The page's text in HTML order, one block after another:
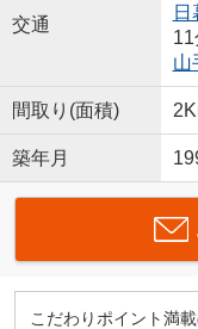
交通
11
山
間取り(面積)
築年月
こだわりポイント満